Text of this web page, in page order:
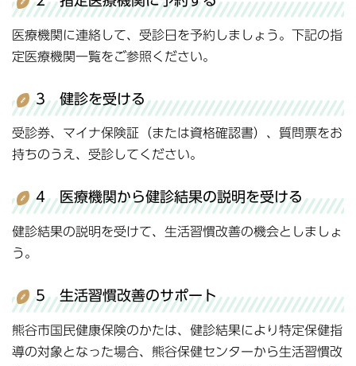
医療機関に連絡して、受診日を予約しましょう。下記の指
定医療機関一覧をご参照ください。
3 健診を受ける
受診券、マイナ保険証（または資格確認書）、質問票をお
持ちのうえ、受診してください。
4 医療機関から健診結果の説明を受ける
健診結果の説明を受けて、生活習慣改善の機会としましょ
う。
5 生活習慣改善のサポート
熊谷市国民健康保険のかたは、健診結果により特定保健指
導の対象となった場合、熊谷保健センターから生活習慣改